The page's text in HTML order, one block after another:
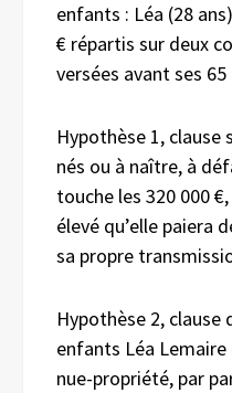
enfants : Léa (28
€ répartis sur deux
versées avant ses 65
Hypothèse 1,
nés ou à naître, à
touche les 320 000
élevé qu’elle paiera
sa propre
Hypothèse 2,
enfants Léa
nue-propriété, par